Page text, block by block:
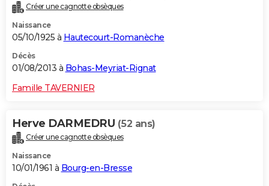
Créer une cagnotte obsèques
Naissance
05/10/1925 à Hautecourt-Romanèche
Décès
01/08/2013 à Bohas-Meyriat-Rignat
Famille TAVERNIER
Herve DARMEDRU (52 ans)
Créer une cagnotte obsèques
Naissance
10/01/1961 à Bourg-en-Bresse